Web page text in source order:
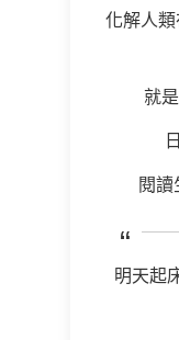
化解人
就
閱
明天起